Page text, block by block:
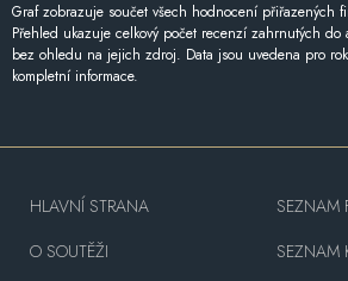
Graf zobrazuje součet všech hodnocení přiřazených
Přehled ukazuje celkový počet recenzí zahrnutých
bez ohledu na jejich zdroj. Data jsou uvedena pro
kompletní informace.
HLAVNÍ STRANA
O SOUTĚŽI
SEZNAM
SEZNAM